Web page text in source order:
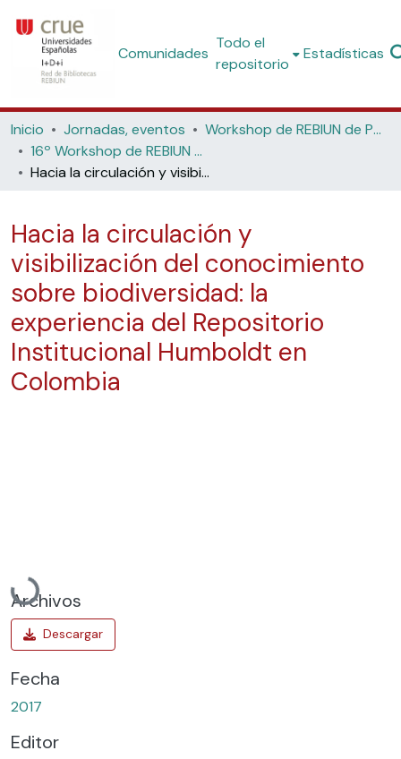
Comunidades
Todo el
repositorio
Estadísticas
Inicio Jornadas, eventos
Workshop de REBIUN de Proyectos Digitales
16º Workshop de REBIUN de Proyectos Digitales, 7ª Jornadas de Os Repositorios, 11º Coloquio Internacional de Ciencias de la Documentación (Universidad de Salamanca, 2017)
Hacia la circulación y visibilización del conocimiento sobre biodiversidad: la experiencia del Repositorio Institucional Humboldt en Colombia
Hacia la circulación y
visibilización del conocimiento
sobre biodiversidad: la
experiencia del Repositorio
Institucional Humboldt en
Colombia
Cargando...
Archivos
Fecha
2017
Editor